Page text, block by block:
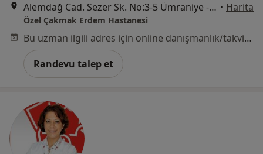
Alemdağ Cad. Sezer Sk. No:3-5 Ümraniye - İstanbul, Ümraniye • Harita
Özel Çakmak Erdem Hastanesi
Bu uzman ilgili adres için online danışmanlık/takvim sunmuyor.
Randevu talep et